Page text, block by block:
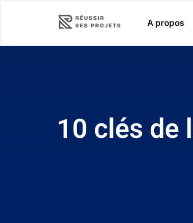
A propos
10 clés de